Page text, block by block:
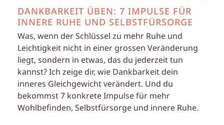
DANKBARKEIT ÜBEN: 7 IMPULSE FÜR
INNERE RUHE UND SELBSTFÜRSORGE
Was, wenn der Schlüssel zu mehr Ruhe und
Leichtigkeit nicht in einer grossen Veränderung
liegt, sondern in etwas, das du jederzeit tun
kannst? Ich zeige dir, wie Dankbarkeit dein
inneres Gleichgewicht verändert. Und du
bekommst 7 konkrete Impulse für mehr
Wohlbefinden, Selbstfürsorge und innere Ruhe.